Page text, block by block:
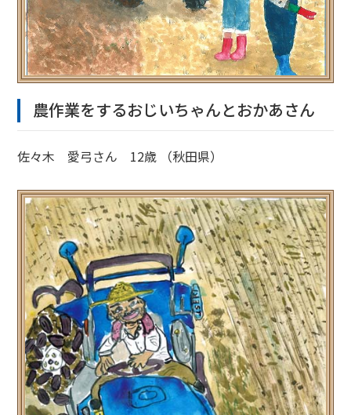
農作業をするおじいちゃんとおかあさん
佐々木 愛弓さん 12歳 （秋田県）